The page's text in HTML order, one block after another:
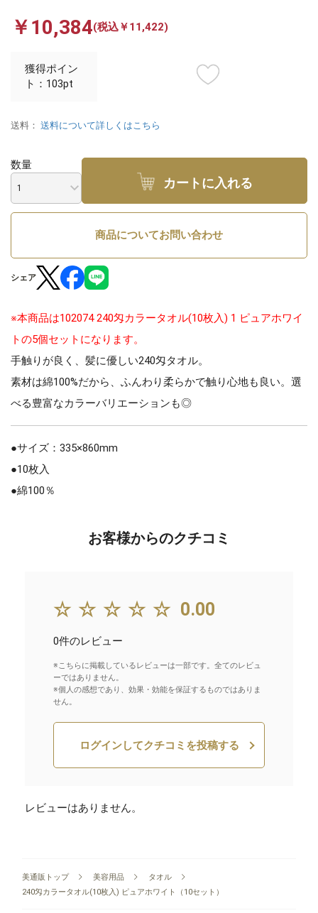
￥10,384(税込￥11,422)
獲得ポイン
ト：103pt
送料： 送料について詳しくはこちら
数量
カートに入れる
商品についてお問い合わせ
シェア
※本商品は102074 240匁カラータオル(10枚入) 1 ピュアホワイ
トの5個セットになります。
手触りが良く、髪に優しい240匁タオル。
素材は綿100%だから、ふんわり柔らかで触り心地も良い。選
べる豊富なカラーバリエーションも◎
●サイズ：335×860mm
●10枚入
●綿100％
お客様からのクチコミ
☆☆☆☆☆ 0.00
0件のレビュー
※こちらに掲載しているレビューは一部です。全てのレビュ
ーではありません。
※個人の感想であり、効果・効能を保証するものではありま
せん。
ログインしてクチコミを投稿する
レビューはありません。
美通販トップ 美容用品
タオル
240匁カラータオル(10枚入) ピュアホワイト（10セット）